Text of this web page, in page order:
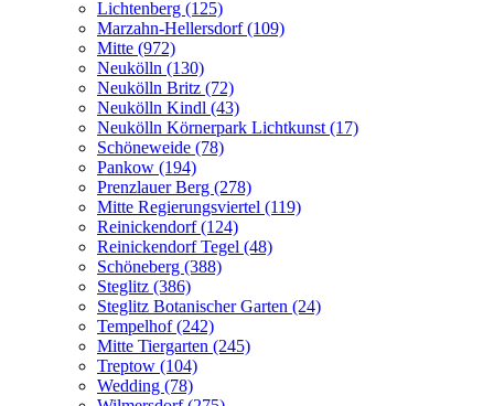
Lichtenberg (125)
Marzahn-Hellersdorf (109)
Mitte (972)
Neukölln (130)
Neukölln Britz (72)
Neukölln Kindl (43)
Neukölln Körnerpark Lichtkunst (17)
Schöneweide (78)
Pankow (194)
Prenzlauer Berg (278)
Mitte Regierungsviertel (119)
Reinickendorf (124)
Reinickendorf Tegel (48)
Schöneberg (388)
Steglitz (386)
Steglitz Botanischer Garten (24)
Tempelhof (242)
Mitte Tiergarten (245)
Treptow (104)
Wedding (78)